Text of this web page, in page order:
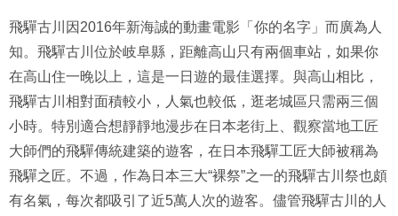
飛驒古川因2016年新海誠的動畫電影「你的名字」而廣為人
知。飛驒古川位於岐阜縣，距離高山只有兩個車站，如果你
在高山住一晚以上，這是一日遊的最佳選擇。與高山相比，
飛驒古川相對面積較小，人氣也較低，逛老城區只需兩三個
小時。特別適合想靜靜地漫步在日本老街上、觀察當地工匠
大師們的飛驒傳統建築的遊客，在日本飛驒工匠大師被稱為
飛驒之匠。不過，作為日本三大“裸祭”之一的飛驒古川祭也頗
有名氣，每次都吸引了近5萬人次的遊客。儘管飛驒古川的人